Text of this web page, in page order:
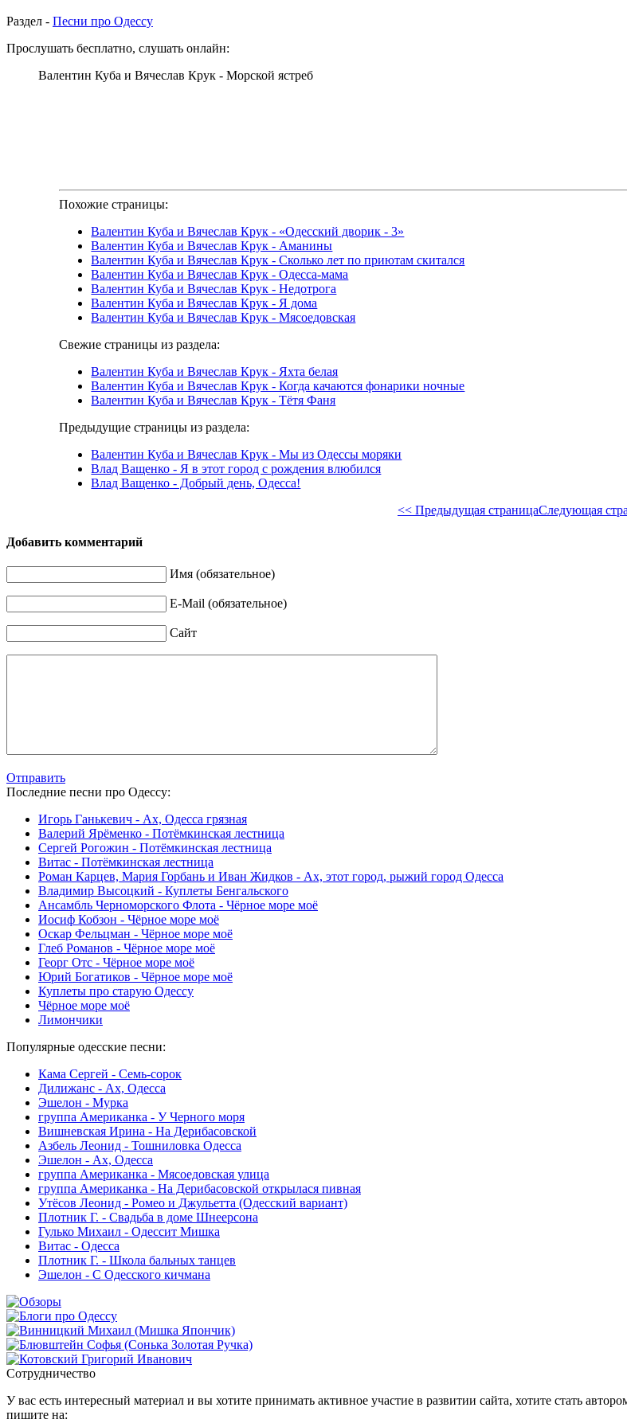
Раздел - Песни про Одессу
Прослушать бесплатно, слушать онлайн:
Валентин Куба и Вячеслав Крук - Морской ястреб
Похожие страницы:
Валентин Куба и Вячеслав Крук - «Одесский дворик - 3»
Валентин Куба и Вячеслав Крук - Аманины
Валентин Куба и Вячеслав Крук - Сколько лет по приютам скитался
Валентин Куба и Вячеслав Крук - Одесса-мама
Валентин Куба и Вячеслав Крук - Недотрога
Валентин Куба и Вячеслав Крук - Я дома
Валентин Куба и Вячеслав Крук - Мясоедовская
Свежие страницы из раздела:
Валентин Куба и Вячеслав Крук - Яхта белая
Валентин Куба и Вячеслав Крук - Когда качаются фонарики ночные
Валентин Куба и Вячеслав Крук - Тётя Фаня
Предыдущие страницы из раздела:
Валентин Куба и Вячеслав Крук - Мы из Одессы моряки
Влад Ващенко - Я в этот город с рождения влюбился
Влад Ващенко - Добрый день, Одесса!
<< Предыдущая страницаСледующая
Добавить комментарий
Имя (обязательное)
E-Mail (обязательное)
Сайт
Отправить
Последние песни про Одессу:
Игорь Ганькевич - Ах, Одесса грязная
Валерий Ярёменко - Потёмкинская лестница
Сергей Рогожин - Потёмкинская лестница
Витас - Потёмкинская лестница
Роман Карцев, Мария Горбань и Иван Жидков - Ах, этот город, рыжий город Одесса
Владимир Высоцкий - Куплеты Бенгальского
Ансамбль Черноморского Флота - Чёрное море моё
Иосиф Кобзон - Чёрное море моё
Оскар Фельцман - Чёрное море моё
Глеб Романов - Чёрное море моё
Георг Отс - Чёрное море моё
Юрий Богатиков - Чёрное море моё
Куплеты про старую Одессу
Чёрное море моё
Лимончики
Популярные одесские песни:
Кама Сергей - Семь-сорок
Дилижанс - Ах, Одесcа
Эшелон - Мурка
группа Американка - У Черного моря
Вишневская Ирина - На Дерибасовской
Азбель Леонид - Тошниловка Одесса
Эшелон - Ах, Одесса
группа Американка - Мясоедовская улица
группа Американка - На Дерибасовской открылася пивная
Утёсов Леонид - Ромео и Джульетта (Одесский вариант)
Плотник Г. - Свадьба в доме Шнеерсона
Гулько Михаил - Одессит Мишка
Витас - Одесса
Плотник Г. - Школа бальных танцев
Эшелон - С Одесского кичмана
Сотрудничество
У вас есть интересный материал и вы хотите принимать активное участие в развитии сайта, хотите стать
пишите на: